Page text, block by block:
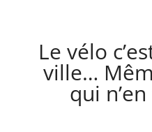
Le vélo
ville…
qui